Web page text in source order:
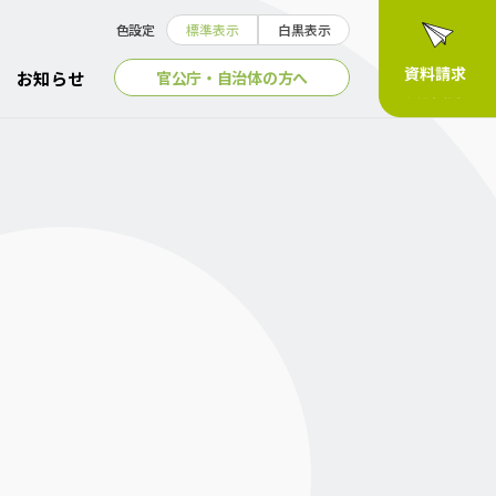
お知らせ 官公庁・自治体の方へ
色設定 標準表示 白黒表示